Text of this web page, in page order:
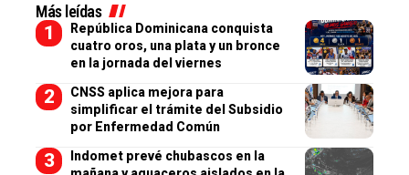
Más leídas
República Dominicana conquista
cuatro oros, una plata y un bronce
en la jornada del viernes
CNSS aplica mejora para
simplificar el trámite del Subsidio
por Enfermedad Común
Indomet prevé chubascos en la